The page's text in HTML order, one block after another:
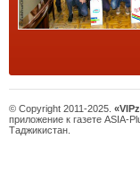
© Copyright 2011-2025.
приложение к газете ASIA-
Таджикистан.